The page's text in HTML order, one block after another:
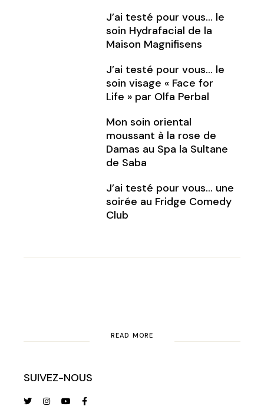
J’ai testé pour vous… le
soin Hydrafacial de la
Maison Magnifisens
J’ai testé pour vous… le
soin visage « Face for
Life » par Olfa Perbal
Mon soin oriental
moussant à la rose de
Damas au Spa la Sultane
de Saba
J’ai testé pour vous… une
soirée au Fridge Comedy
Club
READ MORE
SUIVEZ-NOUS